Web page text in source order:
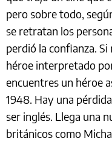
pero sobre todo,
se retratan los
perdió la confianza. Si
héroe interpretado
encuentres un héroe
1948. Hay una
ser inglés. Llega una
británicos como